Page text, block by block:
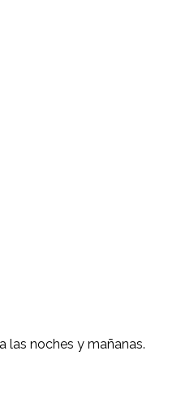
las noches y mañanas.